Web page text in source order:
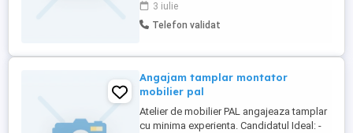
3 iulie
Telefon validat
Angajam tamplar montator
mobilier pal
Atelier de mobilier PAL angajeaza tamplar
cu minima experienta. Candidatul Ideal: -